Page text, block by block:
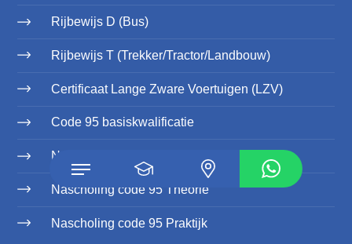
Rijbewijs D (Bus)
Rijbewijs T (Trekker/Tractor/Landbouw)
Certificaat Lange Zware Voertuigen (LZV)
Code 95 basiskwalificatie
Nascholing code 95 voordeel pakketten
Nascholing code 95 Theorie
Nascholing code 95 Praktijk